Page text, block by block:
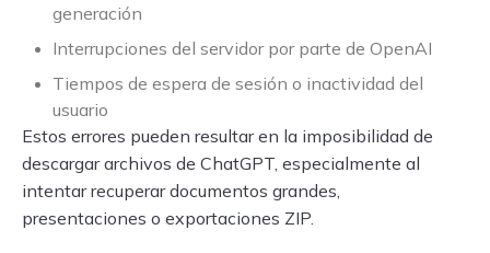
generación
Interrupciones del servidor por parte de OpenAI
Tiempos de espera de sesión o inactividad del
usuario
Estos errores pueden resultar en la imposibilidad de
descargar archivos de ChatGPT, especialmente al
intentar recuperar documentos grandes,
presentaciones o exportaciones ZIP.